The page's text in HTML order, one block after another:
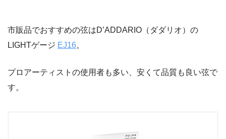
市販品でおすすめの弦はD’ADDARIO（ダダリオ）の
LIGHTゲージ EJ16。
プロアーティストの使用者も多い、安くて品質も良い弦で
す。